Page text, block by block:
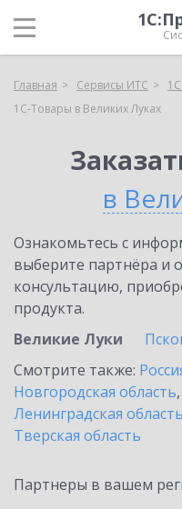
Главная Сервисы ИТС
1С-Товары в Великих Луках
в
Ознакомьтесь с
выберите партнёра и
консультацию,
продукта.
Великие Луки
Смотрите также:
Новгородская область,
Ленинградская область
Тверская область
Партнеры в вашем